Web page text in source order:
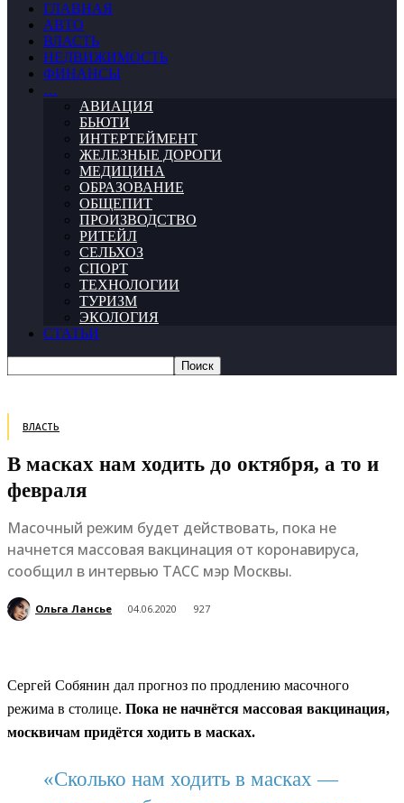
ГЛАВНАЯ
АВТО
ВЛАСТЬ
НЕДВИЖИМОСТЬ
ФИНАНСЫ
…
АВИАЦИЯ
БЬЮТИ
ИНТЕРТЕЙМЕНТ
ЖЕЛЕЗНЫЕ ДОРОГИ
МЕДИЦИНА
ОБРАЗОВАНИЕ
ОБЩЕПИТ
ПРОИЗВОДСТВО
РИТЕЙЛ
СЕЛЬХОЗ
СПОРТ
ТЕХНОЛОГИИ
ТУРИЗМ
ЭКОЛОГИЯ
СТАТЬИ
ВЛАСТЬ
В масках нам ходить до октября, а то и
февраля
Масочный режим будет действовать, пока не
начнется массовая вакцинация от коронавируса,
сообщил в интервью ТАСС мэр Москвы.
Ольга Лансье 04.06.2020 927
Сергей Собянин дал прогноз по продлению масочного
режима в столице. Пока не начнётся массовая вакцинация,
москвичам придётся ходить в масках.
«Сколько нам ходить в масках —